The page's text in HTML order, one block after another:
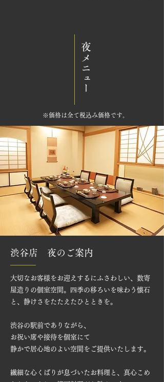
夜メニュー
​※価格は全て税込み価格です。
渋谷店 夜のご案内
大切なお客様をお迎えするにふさわしい、数寄
屋造りの個室空間。四季の移ろいを味わう懐石
と、静けさをたたえたひとときを。
渋谷の駅前でありながら、
​​お祝い席や接待を個室にて
静かで居心地のよい空間をご提供いたします。
繊細な心くばりが息づいたお料理と、真心こめ